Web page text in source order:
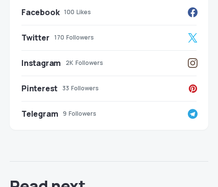
Facebook 100 Likes
Twitter 170 Followers
Instagram 2K Followers
Pinterest 33 Followers
Telegram 9 Followers